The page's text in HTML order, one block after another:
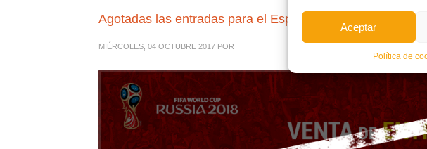
Aceptar
Política de
Agotadas las entradas para el España-Albania
MIÉRCOLES, 04 OCTUBRE 2017 POR